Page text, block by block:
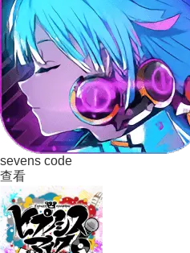
sevens code
查看